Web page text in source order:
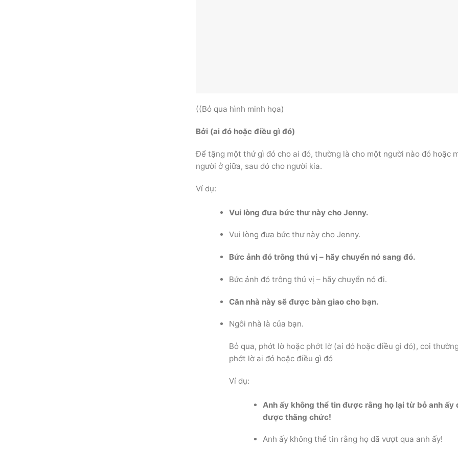
((Bỏ qua hình minh họa)
Bởi (ai đó hoặc điều gì đó)
Để tặng một thứ gì đó cho ai đó, thường là cho một người nào đó hoặc
người ở giữa, sau đó cho người kia.
Ví dụ:
Vui lòng đưa bức thư này cho Jenny.
Vui lòng đưa bức thư này cho Jenny.
Bức ảnh đó trông thú vị – hãy chuyển nó sang đó.
Bức ảnh đó trông thú vị – hãy chuyển nó đi.
Căn nhà này sẽ được bàn giao cho bạn.
Ngôi nhà là của bạn.
Bỏ qua, phớt lờ hoặc phớt lờ (ai đó hoặc điều gì đó), coi
phớt lờ ai đó hoặc điều gì đó
Ví dụ:
Anh ấy không thể tin được rằng họ lại từ bỏ anh ấy
được thăng chức!
Anh ấy không thể tin rằng họ đã vượt qua anh ấy!